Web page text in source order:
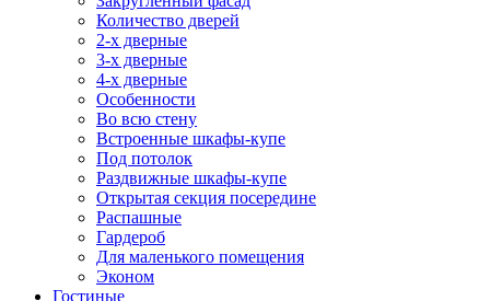
Количество дверей
2-х дверные
3-х дверные
4-х дверные
Особенности
Во всю стену
Встроенные шкафы-купе
Под потолок
Раздвижные шкафы-купе
Открытая секция посередине
Распашные
Гардероб
Для маленького помещения
Эконом
Гостиные